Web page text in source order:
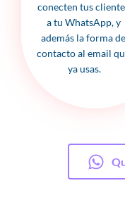
conecten tus
a tu WhatsApp, y
además la forma de
contacto al email
ya usas.